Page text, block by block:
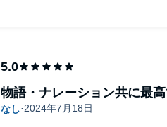
物語・ナレーション共に最高